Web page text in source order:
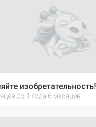
изобретательность!
до 1 года 6 месяцев